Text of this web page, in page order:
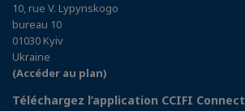
10, rue V. Lypynskogo
bureau 10
01030 Kyiv
Ukraine
(Accéder au plan)
Téléchargez l’application CCIFI Connect